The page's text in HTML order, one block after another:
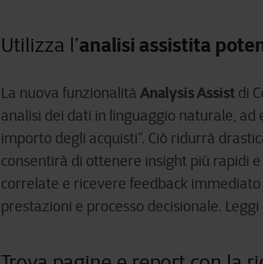
Utilizza l’analisi assistita
La nuova funzionalità Analysis Assist di
analisi dei dati in linguaggio naturale,
importo degli acquisti”. Ciò ridurrà
consentirà di ottenere insight più rapidi
correlate e ricevere feedback
prestazioni e processo decisionale. Leggi